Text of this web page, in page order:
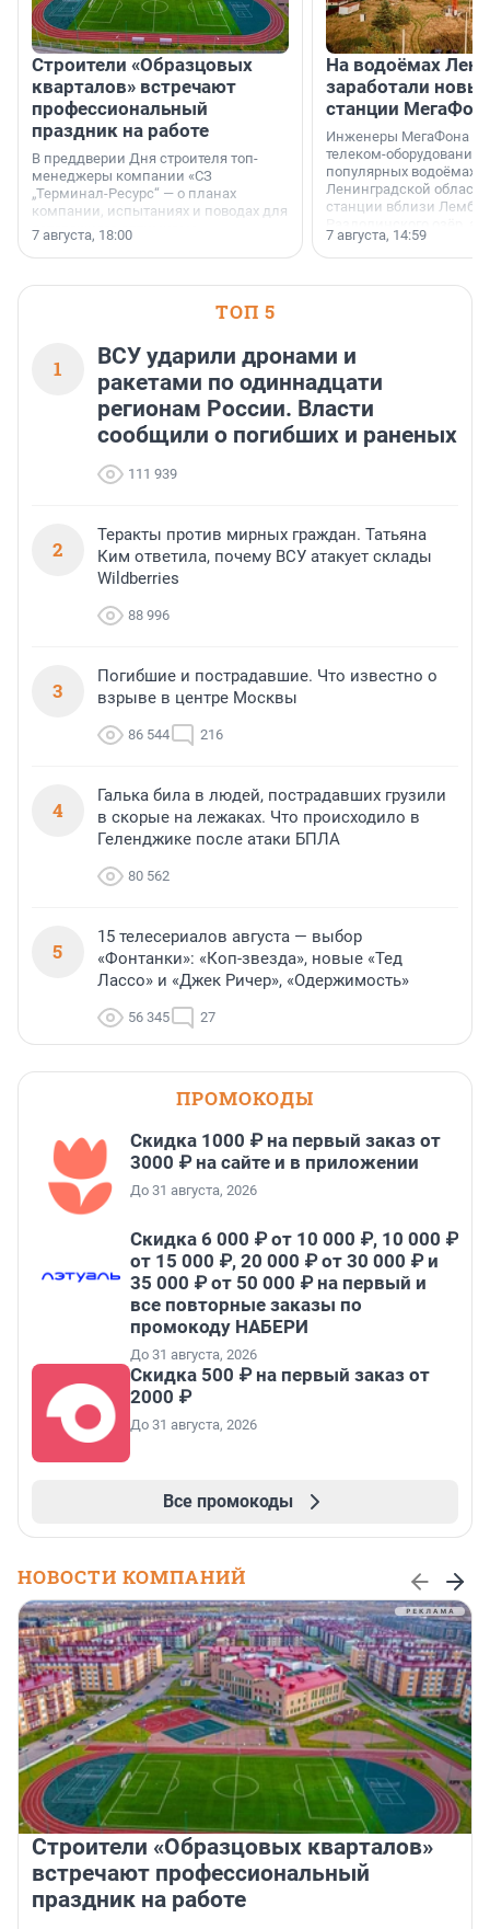
Строители «Образцовых
кварталов» встречают
профессиональный
праздник на работе
В преддверии Дня строителя топ-
менеджеры компании «СЗ
„Терминал-Ресурс“ — о планах
компании, испытаниях и поводах для
осторожного оптимизма.
7 августа, 18:00
На водоёмах
заработали
станции
Инженеры МегаФона
телеком-оборудование
популярных водоёмах
Ленинградской
станции вблизи
недалеко от Большого
водопада.
7 августа, 14:59
ТОП 5
1
ВСУ ударили дронами и
ракетами по одиннадцати
регионам России. Власти
сообщили о погибших и раненых
111 939
2
Теракты против мирных граждан. Татьяна
Ким ответила, почему ВСУ атакует склады
Wildberries
88 996
3
Погибшие и пострадавшие. Что известно о
взрыве в центре Москвы
86 544 216
4
Галька била в людей, пострадавших грузили
в скорые на лежаках. Что происходило в
Геленджике после атаки БПЛА
80 562
5
15 телесериалов августа — выбор
«Фонтанки»: «Коп-звезда», новые «Тед
Лассо» и «Джек Ричер», «Одержимость»
56 345 27
ПРОМОКОДЫ
Скидка 1000 ₽ на первый заказ от
3000 ₽ на сайте и в приложении
До 31 августа, 2026
Скидка 6 000 ₽ от 10 000 ₽, 10 000 ₽
от 15 000 ₽, 20 000 ₽ от 30 000 ₽ и
35 000 ₽ от 50 000 ₽ на первый и
все повторные заказы по
промокоду НАБЕРИ
До 31 августа, 2026
Скидка 500 ₽ на первый заказ от
2000 ₽
До 31 августа, 2026
Все промокоды
НОВОСТИ КОМПАНИЙ
Строители «Образцовых кварталов»
встречают профессиональный
праздник на работе